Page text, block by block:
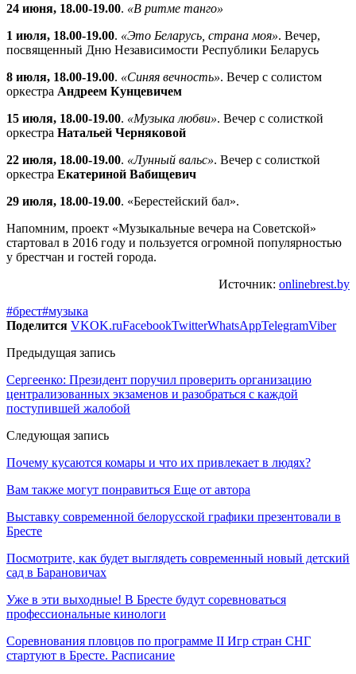
24 июня, 18.00-19.00. «В ритме танго»
1 июля, 18.00-19.00. «Это Беларусь, страна моя». Вечер,
посвященный Дню Независимости Республики Беларусь
8 июля, 18.00-19.00. «Синяя вечность». Вечер с солистом
оркестра Андреем Кунцевичем
15 июля, 18.00-19.00. «Музыка любви». Вечер с солисткой
оркестра Натальей Черняковой
22 июля, 18.00-19.00. «Лунный вальс». Вечер с солисткой
оркестра Екатериной Вабищевич
29 июля, 18.00-19.00. «Берестейский бал».
Напомним, проект «Музыкальные вечера на Советской»
стартовал в 2016 году и пользуется огромной популярностью
у брестчан и гостей города.
Источник: onlinebrest.by
#брест#музыка
Поделится VKOK.ruFacebookTwitterWhatsAppTelegramViber
Предыдущая запись
Сергеенко: Президент поручил проверить организацию
централизованных экзаменов и разобраться с каждой
поступившей жалобой
Следующая запись
Почему кусаются комары и что их привлекает в людях?
Вам также могут понравиться Еще от автора
Выставку современной белорусской графики презентовали в
Бресте
Посмотрите, как будет выглядеть современный новый детский
сад в Барановичах
Уже в эти выходные! В Бресте будут соревноваться
профессиональные кинологи
Соревнования пловцов по программе II Игр стран СНГ
стартуют в Бресте. Расписание